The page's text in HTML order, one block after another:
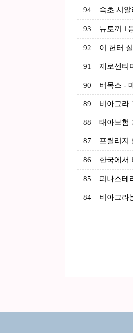
94 속초 시
93 뉴토끼 1
92 이 헌터
91 제로센티
90 버목스 -
89 비아그라
88 태아보험
87 프릴리지
86 한국에서
85 피나스테
84 비아그라